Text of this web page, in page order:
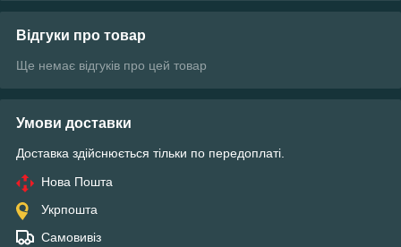
Відгуки про товар
Ще немає відгуків про цей товар
Умови доставки
Доставка здійснюється тільки по передоплаті.
Нова Пошта
Укрпошта
Самовивіз